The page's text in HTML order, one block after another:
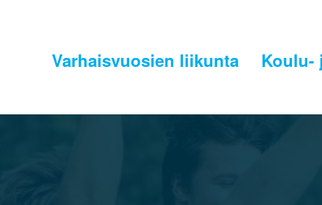
Varhaisvuosien liikunta Koulu-